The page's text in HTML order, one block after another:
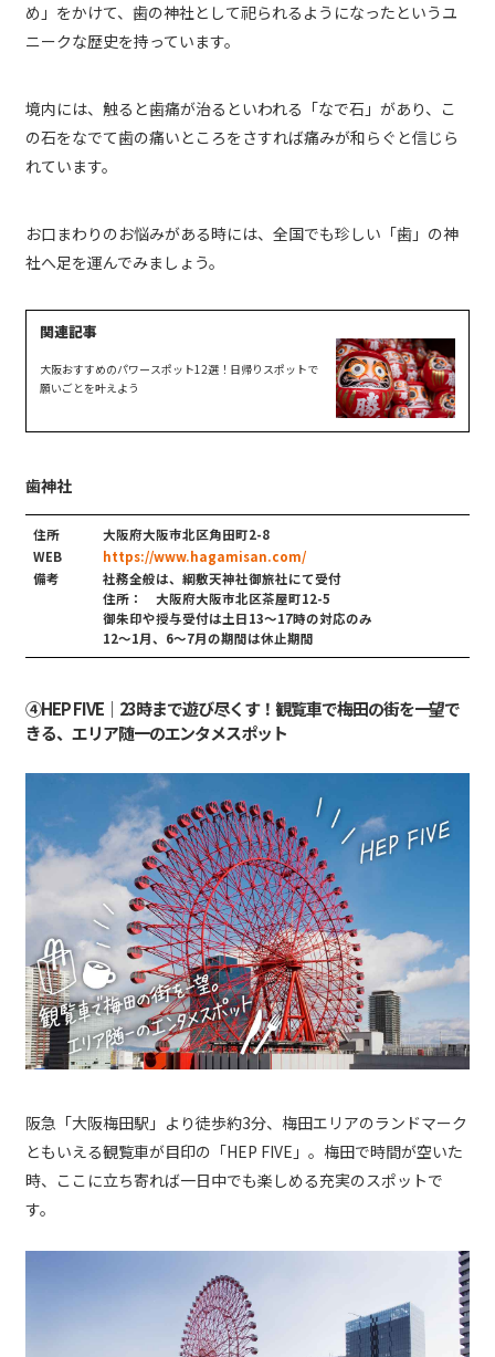
め」をかけて、歯の神社として祀られるようになったというユ
ニークな歴史を持っています。
境内には、触ると歯痛が治るといわれる「なで石」があり、こ
の石をなでて歯の痛いところをさすれば痛みが和らぐと信じら
れています。
お口まわりのお悩みがある時には、全国でも珍しい「歯」の神
社へ足を運んでみましょう。
大阪おすすめのパワースポット12選！日帰りスポットで
願いごとを叶えよう
歯神社
住所
大阪府大阪市北区角田町2-8
WEB
https://www.hagamisan.com/
備考
社務全般は、綱敷天神社御旅社にて受付
住所： 大阪府大阪市北区茶屋町12-5
御朱印や授与受付は土日13〜17時の対応のみ
12～1月、6～7月の期間は休止期間
④HEP FIVE｜23時まで遊び尽くす！観覧車で梅田の街を一望で
きる、エリア随一のエンタメスポット
阪急「大阪梅田駅」より徒歩約3分、梅田エリアのランドマーク
ともいえる観覧車が目印の「HEP FIVE」。梅田で時間が空いた
時、ここに立ち寄れば一日中でも楽しめる充実のスポットで
す。